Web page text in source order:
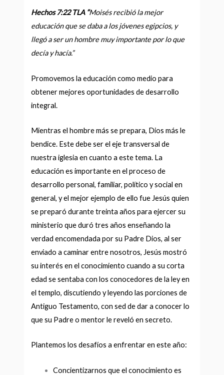
Hechos 7:22 TLA “Moisés recibió la mejor
educación que se daba a los jóvenes egipcios, y
llegó a ser un hombre muy importante por lo que
decía y hacía.”
Promovemos la educación como medio para
obtener mejores oportunidades de desarrollo
integral.
Mientras el hombre más se prepara, Dios más le
bendice. Este debe ser el eje transversal de
nuestra iglesia en cuanto a este tema. La
educación es importante en el proceso de
desarrollo personal, familiar, polí­tico y social en
general, y el mejor ejemplo de ello fue Jesús quien
se preparó durante treinta años para ejercer su
ministerio que duró tres años enseñando la
verdad encomendada por su Padre Dios, al ser
enviado a caminar entre nosotros, Jesús mostró
su interés en el conocimiento cuando a su corta
edad se sentaba con los conocedores de la ley en
el templo, discutiendo y leyendo las porciones de
Antiguo Testamento, con sed de dar a conocer lo
que su Padre o mentor le reveló en secreto.
Plantemos los desafí­os a enfrentar en este año:
Concientizarnos que el conocimiento es